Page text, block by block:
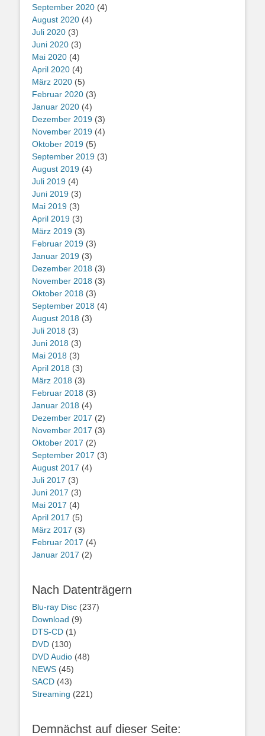
September 2020 (4)
August 2020 (4)
Juli 2020 (3)
Juni 2020 (3)
Mai 2020 (4)
April 2020 (4)
März 2020 (5)
Februar 2020 (3)
Januar 2020 (4)
Dezember 2019 (3)
November 2019 (4)
Oktober 2019 (5)
September 2019 (3)
August 2019 (4)
Juli 2019 (4)
Juni 2019 (3)
Mai 2019 (3)
April 2019 (3)
März 2019 (3)
Februar 2019 (3)
Januar 2019 (3)
Dezember 2018 (3)
November 2018 (3)
Oktober 2018 (3)
September 2018 (4)
August 2018 (3)
Juli 2018 (3)
Juni 2018 (3)
Mai 2018 (3)
April 2018 (3)
März 2018 (3)
Februar 2018 (3)
Januar 2018 (4)
Dezember 2017 (2)
November 2017 (3)
Oktober 2017 (2)
September 2017 (3)
August 2017 (4)
Juli 2017 (3)
Juni 2017 (3)
Mai 2017 (4)
April 2017 (5)
März 2017 (3)
Februar 2017 (4)
Januar 2017 (2)
Nach Datenträgern
Blu-ray Disc (237)
Download (9)
DTS-CD (1)
DVD (130)
DVD Audio (48)
NEWS (45)
SACD (43)
Streaming (221)
Demnächst auf dieser Seite: